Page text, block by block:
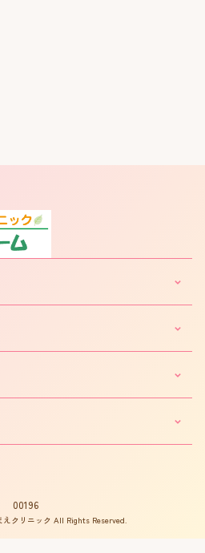
内
00196
クリニック All Rights Reserved.